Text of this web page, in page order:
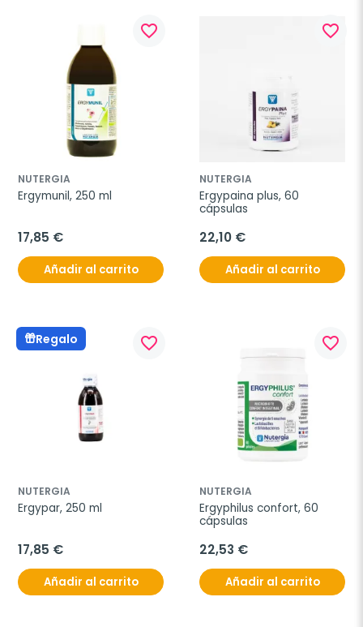
favorite_border
NUTERGIA
Ergymunil, 250 ml
17,85 €
Añadir al carrito
favorite_border
NUTERGIA
Ergypaina plus, 60
cápsulas
22,10 €
Añadir al carrito
Regalo favorite_border
NUTERGIA
Ergypar, 250 ml
17,85 €
Añadir al carrito
favorite_border
NUTERGIA
Ergyphilus confort, 60
cápsulas
22,53 €
Añadir al carrito